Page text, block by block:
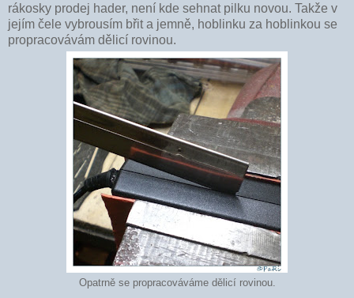
rákosky prodej hader, není kde sehnat pilku novou. Takže v
jejím čele vybrousím břit a jemně, hoblinku za hoblinkou se
propracovávám dělicí rovinou.
Opatrně se propracováváme dělicí rovinou.